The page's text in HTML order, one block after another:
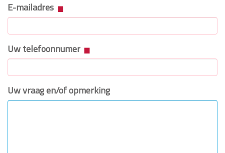
E-mailadres
Uw telefoonnumer
Uw vraag en/of opmerking